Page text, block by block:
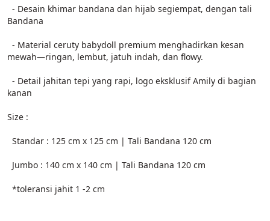
Bandana
mewah—ringan, lembut, jatuh indah, dan flowy.
kanan
Size :
  Standar : 125 cm x 125 cm | Tali Bandana 120 cm
  Jumbo : 140 cm x 140 cm | Tali Bandana 120 cm
  *toleransi jahit 1 -2 cm